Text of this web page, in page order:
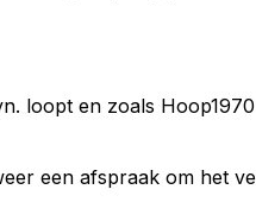
loopt en zoals
een afspraak om het